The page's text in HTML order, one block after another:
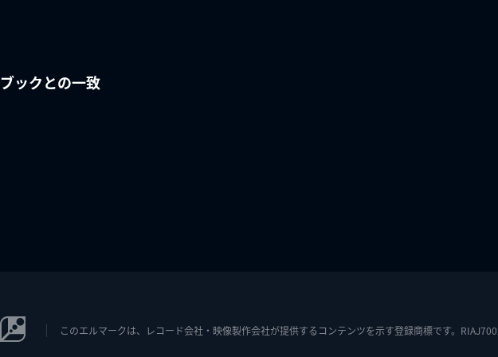
ブックとの一致
このエルマークは、レコード会社・映像製作会社が提供するコンテンツを示す登録商標です。